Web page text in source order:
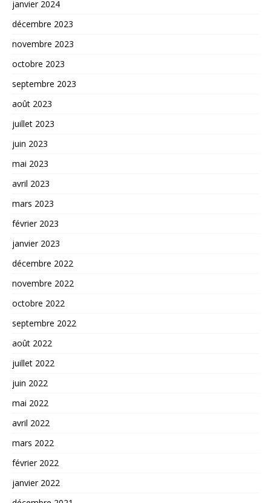
janvier 2024
décembre 2023
novembre 2023
octobre 2023
septembre 2023
août 2023
juillet 2023
juin 2023
mai 2023
avril 2023
mars 2023
février 2023
janvier 2023
décembre 2022
novembre 2022
octobre 2022
septembre 2022
août 2022
juillet 2022
juin 2022
mai 2022
avril 2022
mars 2022
février 2022
janvier 2022